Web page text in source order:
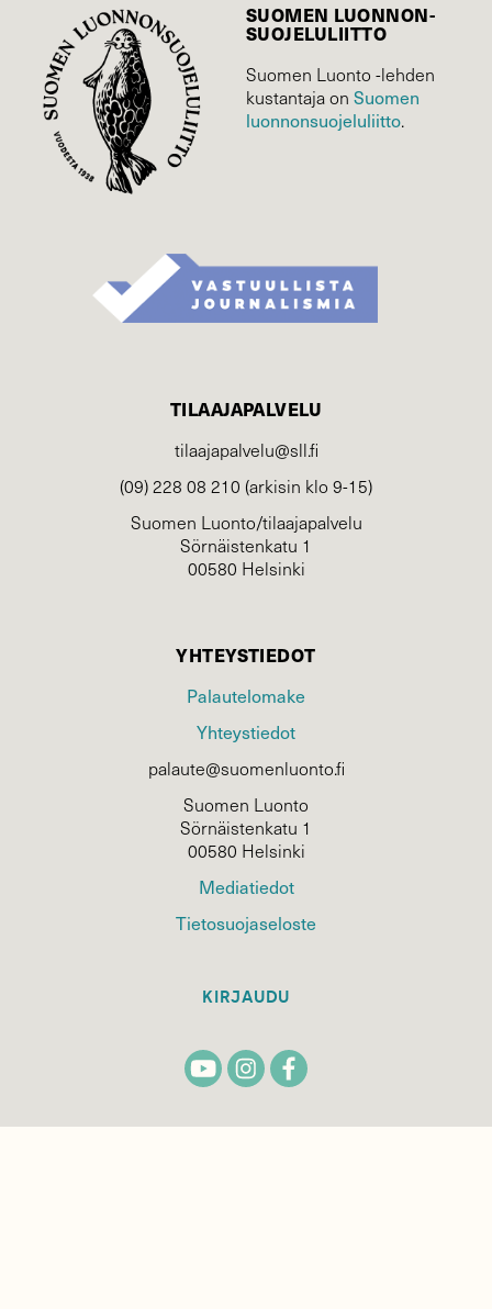
SUOMEN LUONNON­
SUOJELU­LIITTO
Suomen Luonto -lehden
kustantaja on Suomen
luonnonsuojelu­liitto.
TILAAJAPALVELU
tilaajapalvelu@sll.fi
(09) 228 08 210 (arkisin klo 9-15)
Suomen Luonto/tilaajapalvelu
Sörnäistenkatu 1
00580 Helsinki
YHTEYSTIEDOT
Palautelomake
Yhteystiedot
palaute@suomenluonto.fi
Suomen Luonto
Sörnäistenkatu 1
00580 Helsinki
Mediatiedot
Tietosuojaseloste
KIRJAUDU